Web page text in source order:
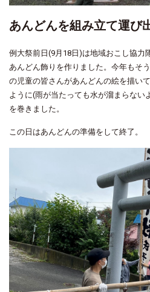
あんどんを組み立て運び
例大祭前日(9月18日)は地域おこし協力
あんどん飾りを作りました。今年もそ
の児童の皆さんがあんどんの絵を描い
ように(雨が当たっても水が溜まらない
を巻きました。
この日はあんどんの準備をして終了。